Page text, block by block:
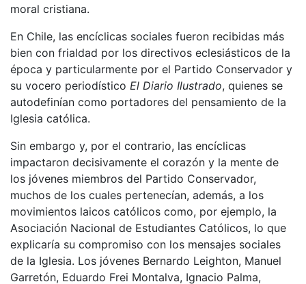
moral cristiana.
En Chile, las encíclicas sociales fueron recibidas más
bien con frialdad por los directivos eclesiásticos de la
época y particularmente por el Partido Conservador y
su vocero periodístico El Diario Ilustrado, quienes se
autodefinían como portadores del pensamiento de la
Iglesia católica.
Sin embargo y, por el contrario, las encíclicas
impactaron decisivamente el corazón y la mente de
los jóvenes miembros del Partido Conservador,
muchos de los cuales pertenecían, además, a los
movimientos laicos católicos como, por ejemplo, la
Asociación Nacional de Estudiantes Católicos, lo que
explicaría su compromiso con los mensajes sociales
de la Iglesia. Los jóvenes Bernardo Leighton, Manuel
Garretón, Eduardo Frei Montalva, Ignacio Palma,